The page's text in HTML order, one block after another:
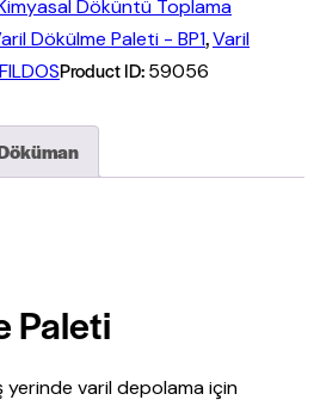
Döküntü Toplama
Dökülme Paleti - BP1,Varil
FILDOSProduct ID:59056
Paleti
yerinde varil depolama için